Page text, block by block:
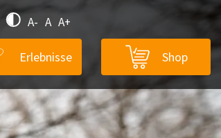
A- A A+
Erlebnisse Shop